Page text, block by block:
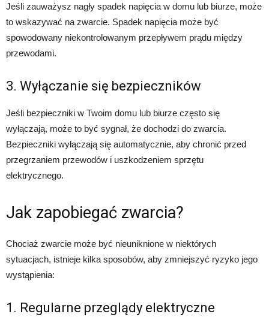
Jeśli zauważysz nagły spadek napięcia w domu lub biurze, może
to wskazywać na zwarcie. Spadek napięcia może być
spowodowany niekontrolowanym przepływem prądu między
przewodami.
3. Wyłączanie się bezpieczników
Jeśli bezpieczniki w Twoim domu lub biurze często się
wyłączają, może to być sygnał, że dochodzi do zwarcia.
Bezpieczniki wyłączają się automatycznie, aby chronić przed
przegrzaniem przewodów i uszkodzeniem sprzętu
elektrycznego.
Jak zapobiegać zwarcia?
Chociaż zwarcie może być nieuniknione w niektórych
sytuacjach, istnieje kilka sposobów, aby zmniejszyć ryzyko jego
wystąpienia:
1. Regularne przeglądy elektryczne